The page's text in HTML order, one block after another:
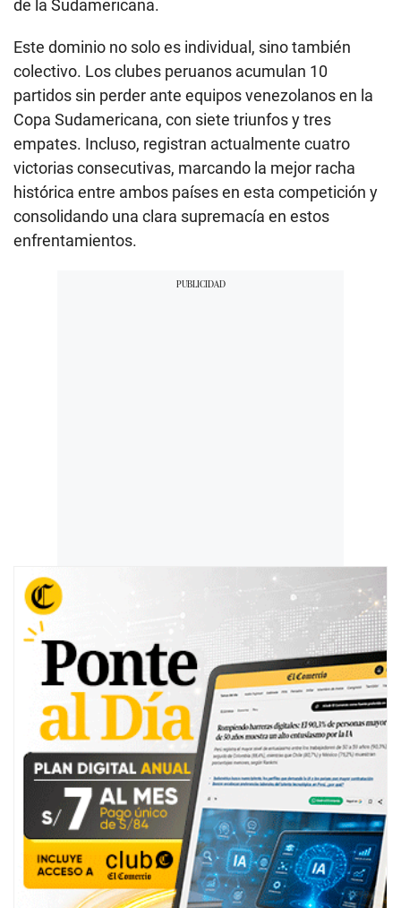
de la Sudamericana.
Este dominio no solo es individual, sino también
colectivo. Los clubes peruanos acumulan 10
partidos sin perder ante equipos venezolanos en la
Copa Sudamericana, con siete triunfos y tres
empates. Incluso, registran actualmente cuatro
victorias consecutivas, marcando la mejor racha
histórica entre ambos países en esta competición y
consolidando una clara supremacía en estos
enfrentamientos.